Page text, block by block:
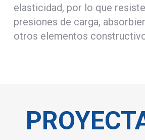
elasticidad, por lo que
presiones de carga,
otros elementos